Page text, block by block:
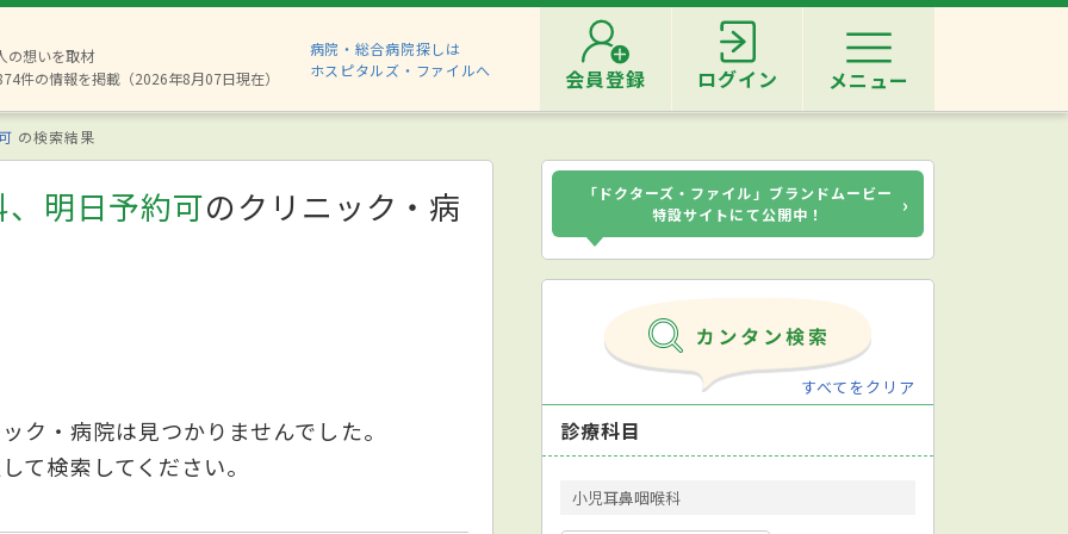
の想いを取材
件の情報を掲載（2026年8月07日現在）
病院・総合病院探しは
ホスピタルズ・ファイルへ
会員登録 ログイン メニュー
の検索結果
明日予約可のクリニック・病
ク・病院は見つかりませんでした。
て検索してください。
「ドクターズ・ファイル」ブランドムービー
特設サイトにて公開中！
›
すべてをクリア
診療科目
小児耳鼻咽喉科